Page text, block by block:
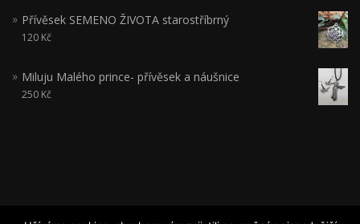
Přívěsek SEMENO ŽIVOTA starostříbrný
120 Kč
Miluju Malého prince- přívěsek a náušnice
250 Kč